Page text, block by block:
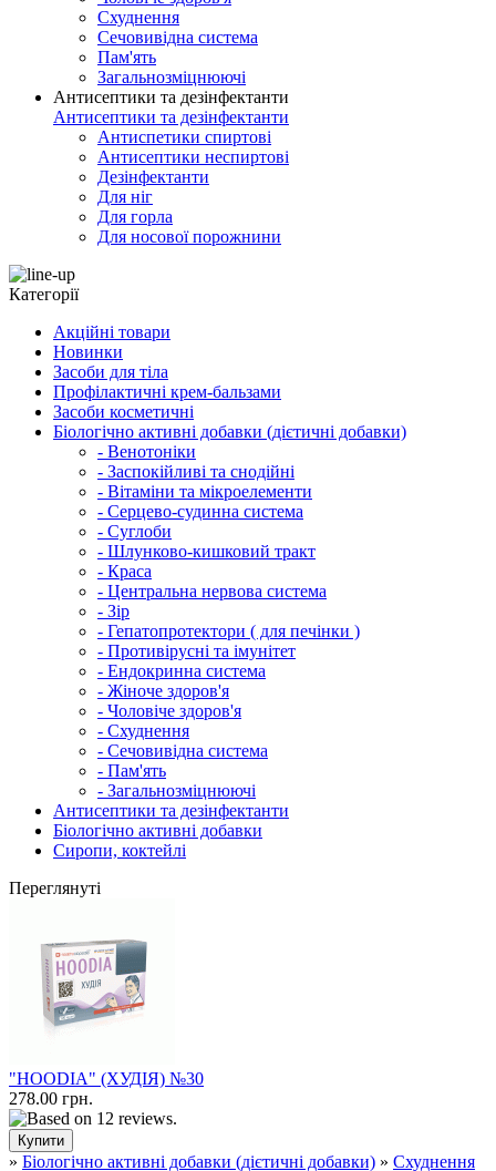
Схуднення
Сечовивідна система
Пам'ять
Загальнозміцнюючі
Антисептики та дезінфектанти
Антисептики та дезінфектанти
Антиспетики спиртові
Антисептики неспиртові
Дезінфектанти
Для ніг
Для горла
Для носової порожнини
Категорії
Акційні товари
Новинки
Засоби для тіла
Профілактичні крем-бальзами
Засоби косметичні
Біологічно активні добавки (дієтичні добавки)
- Венотоніки
- Заспокійливі та снодійні
- Вітаміни та мікроелементи
- Серцево-судинна система
- Суглоби
- Шлунково-кишковий тракт
- Краса
- Центральна нервова система
- Зір
- Гепатопротектори ( для печінки )
- Противірусні та імунітет
- Ендокринна система
- Жіноче здоров'я
- Чоловіче здоров'я
- Схуднення
- Сечовивідна система
- Пам'ять
- Загальнозміцнюючі
Антисептики та дезінфектанти
Біологічно активні добавки
Сиропи, коктейлі
Переглянуті
"HOODIA" (ХУДІЯ) №30
278.00 грн.
» Біологічно активні добавки (дієтичні добавки) » Схуднення